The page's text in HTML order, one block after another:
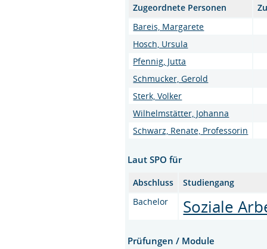
Zugeordnete Personen
Bareis, Margarete
Hosch, Ursula
Pfennig, Jutta
Schmucker, Gerold
Sterk, Volker
Wilhelmstätter, Johanna
Schwarz, Renate, Professorin
Laut SPO für
Abschluss
Studiengang
Bachelor
Soziale
Prüfungen / Module